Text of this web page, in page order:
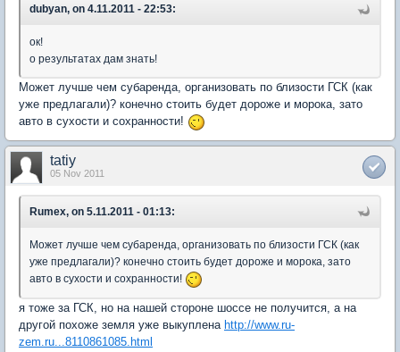
dubyan, on 4.11.2011 - 22:53:
ок!
о результатах дам знать!
Может лучше чем субаренда, организовать по близости ГСК (как
уже предлагали)? конечно стоить будет дороже и морока, зато
авто в сухости и сохранности!
tatiy
05 Nov 2011
Rumex, on 5.11.2011 - 01:13:
Может лучше чем субаренда, организовать по близости ГСК (как
уже предлагали)? конечно стоить будет дороже и морока, зато
авто в сухости и сохранности!
я тоже за ГСК, но на нашей стороне шоссе не получится, а на
другой похоже земля уже выкуплена http://www.ru-
zem.ru...8110861085.html